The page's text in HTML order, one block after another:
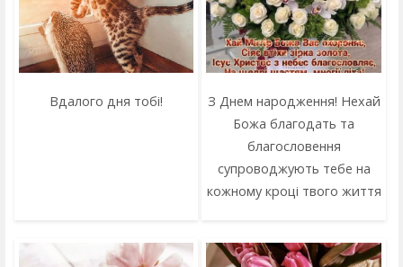
Вдалого дня тобі!
З Днем народження! Нехай
Божа благодать та
благословення
супроводжують тебе на
кожному кроці твого життя